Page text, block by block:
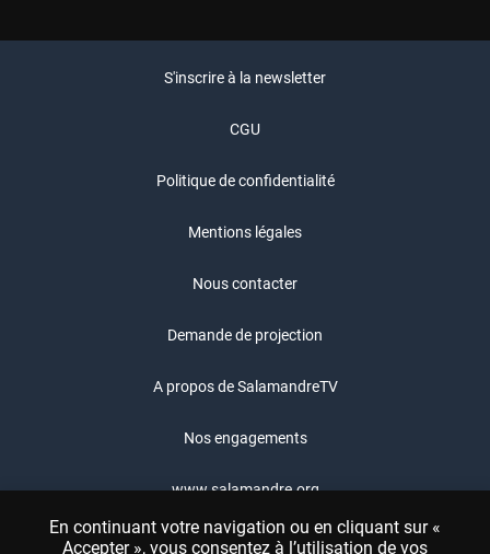
S'inscrire à la newsletter
CGU
Politique de confidentialité
Mentions légales
Nous contacter
Demande de projection
A propos de SalamandreTV
Nos engagements
www.salamandre.org
Boutique Salamandre
En continuant votre navigation ou en cliquant sur «
Accepter », vous consentez à l’utilisation de vos